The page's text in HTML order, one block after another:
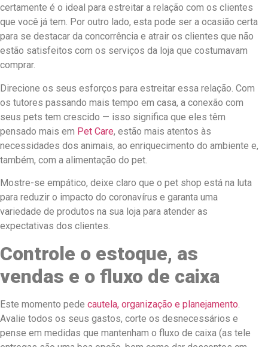
certamente é o ideal para estreitar a relação com os clientes
que você já tem. Por outro lado, esta pode ser a ocasião certa
para se destacar da concorrência e atrair os clientes que não
estão satisfeitos com os serviços da loja que costumavam
comprar.
Direcione os seus esforços para estreitar essa relação. Com
os tutores passando mais tempo em casa, a conexão com
seus pets tem crescido — isso significa que eles têm
pensado mais em Pet Care, estão mais atentos às
necessidades dos animais, ao enriquecimento do ambiente e,
também, com a alimentação do pet.
Mostre-se empático, deixe claro que o pet shop está na luta
para reduzir o impacto do coronavírus e garanta uma
variedade de produtos na sua loja para atender as
expectativas dos clientes.
Controle o estoque, as
vendas e o fluxo de caixa
Este momento pede cautela, organização e planejamento
Avalie todos os seus gastos, corte os desnecessários e
pense em medidas que mantenham o fluxo de caixa (as tele